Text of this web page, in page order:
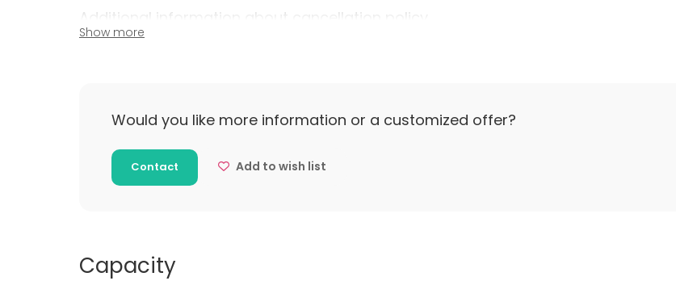
Additional information about cancellation policy
aina tapauskohtaisesti. Mikäli tilaisuus peruuntuu ja siihen on aikaa alle kuukausi (1 kk), on
vuokraajalla oikeus veloittaa vuokrahinta kokonaisuudessaan.
Ylivoimaisesta esteestä johtuvan syyn vuoksi (esim. vesivahinko, tulipalo tai ilkivalta) Juhlavalla
Show more
Would you like more information or a customized offer?
Contact Add to wish list
Capacity